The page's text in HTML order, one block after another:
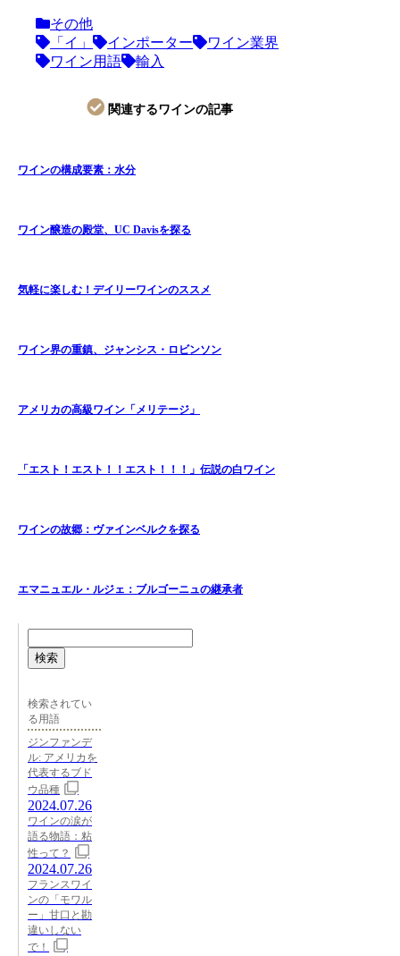
その他
「イ」
インポーター
ワイン業界
ワイン用語
輸入
関連するワインの記事
ワインの構成要素：水分
ワイン醸造の殿堂、UC Davisを探る
気軽に楽しむ！デイリーワインのススメ
ワイン界の重鎮、ジャンシス・ロビンソン
アメリカの高級ワイン「メリテージ」
「エスト！エスト！！エスト！！！」伝説の白ワイン
ワインの故郷：ヴァインベルクを探る
エマニュエル・ルジェ：ブルゴーニュの継承者
検索
検索されてい
る用語
ジンファンデ
ル: アメリカを
代表するブド
ウ品種
2024.07.26
ワインの涙が
語る物語：粘
性って？
2024.07.26
フランスワイ
ンの「モワル
ー」甘口と勘
違いしない
で！